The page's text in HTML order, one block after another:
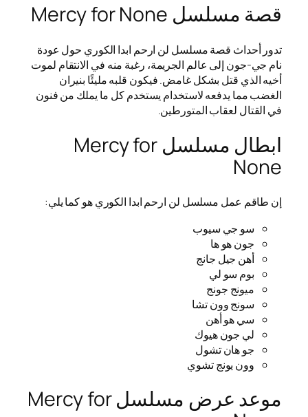
قصة مسلسل Mercy for None
تدور أحداث قصة مسلسل لن ارحم ابدا الكوري حول عودة
نام جي-جون إلى عالم الجريمة، رغبة منه في الانتقام لموت
أخيه الذي قتل بشكل غامض. فيكون قلبه مليئًا بنيران
الغضب مما يدفعه لاستخدام يستخدم كل ما يملك من فنون
في القتال لعقاب المتورطين.
ابطال مسلسل Mercy for
None
إن طاقم عمل مسلسل لن ارحم ابدا الكوري هو كما يلي:
سو جي سيوب
جون هو ها
أهن جيل جانج
بوم سو لي
ميونج جونج
سونج وون تشا
سي هو أهن
لي جون هيوك
جو هان تشول
وون يونج تشوي
موعد عرض مسلسل Mercy for